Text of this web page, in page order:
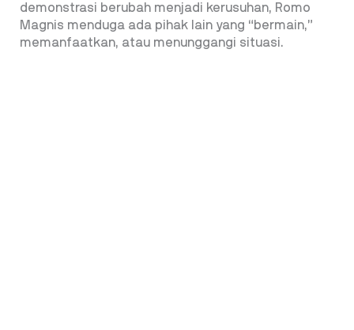
demonstrasi berubah menjadi kerusuhan, Romo
Magnis menduga ada pihak lain yang “bermain,”
memanfaatkan, atau menunggangi situasi.